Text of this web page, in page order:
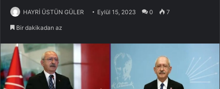
HAYRİ ÜSTÜN GÜLER Eylül 15, 2023 0 7
Bir dakikadan az